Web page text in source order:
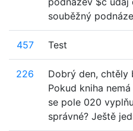
souběžný
457 Test
226
Dobrý den, chtěly
Pokud kniha
se pole 020
správné? Ještě